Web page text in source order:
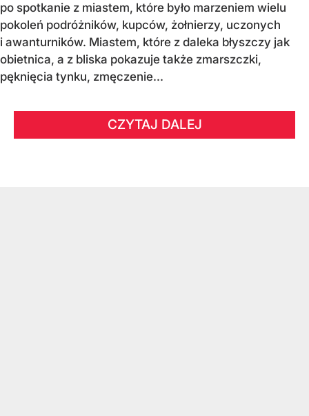
po spotkanie z miastem, które było marzeniem wielu
pokoleń podróżników, kupców, żołnierzy, uczonych
i awanturników. Miastem, które z daleka błyszczy jak
obietnica, a z bliska pokazuje także zmarszczki,
pęknięcia tynku, zmęczenie...
CZYTAJ DALEJ